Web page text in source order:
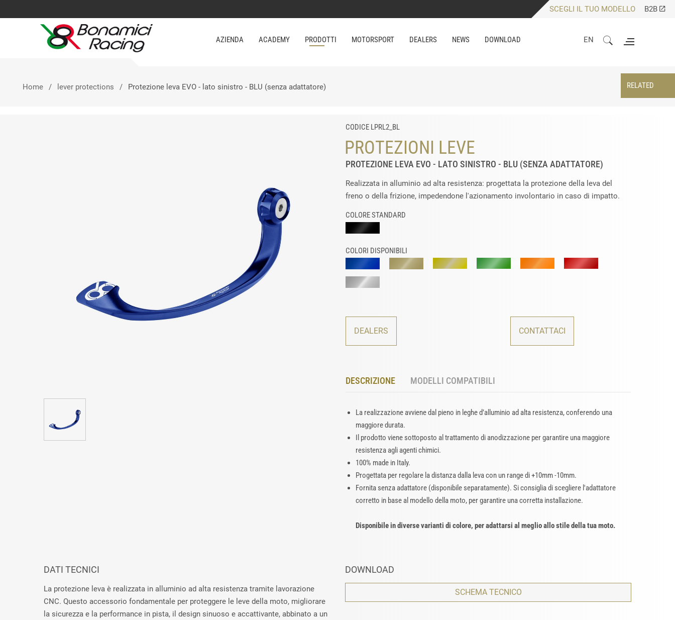
SCEGLI IL TUO MODELLO B2B
AZIENDA ACADEMY PRODOTTI MOTORSPORT DEALERS NEWS DOWNLOAD EN
RELATED
Home lever protections Protezione leva EVO - lato sinistro - BLU (senza adattatore)
CODICE LPRL2_BL
PROTEZIONI LEVE
PROTEZIONE LEVA EVO - LATO SINISTRO - BLU (SENZA ADATTATORE)
Realizzata in alluminio ad alta resistenza: progettata la protezione della leva del
freno o della frizione, impedendone l'azionamento involontario in caso di impatto.
COLORE STANDARD
COLORI DISPONIBILI
DEALERS CONTATTACI
DESCRIZIONE MODELLI COMPATIBILI
La realizzazione avviene dal pieno in leghe d’alluminio ad alta resistenza, conferendo una
maggiore durata.
Il prodotto viene sottoposto al trattamento di anodizzazione per garantire una maggiore
resistenza agli agenti chimici.
100% made in Italy.
Progettata per regolare la distanza dalla leva con un range di +10mm -10mm.
Fornita senza adattatore (disponibile separatamente). Si consiglia di scegliere l'adattatore
corretto in base al modello della moto, per garantire una corretta installazione.
Disponibile in diverse varianti di colore, per adattarsi al meglio allo stile della tua moto.
DATI TECNICI
La protezione leva è realizzata in alluminio ad alta resistenza tramite lavorazione
CNC. Questo accessorio fondamentale per proteggere le leve della moto, migliorare
la sicurezza e la performance in pista, il design sinuoso e accattivante, abbinato a un
DOWNLOAD
SCHEMA TECNICO